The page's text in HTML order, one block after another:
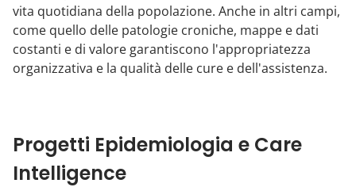
vita quotidiana della popolazione. Anche in altri campi,
come quello delle patologie croniche, mappe e dati
costanti e di valore garantiscono l'appropriatezza
organizzativa e la qualità delle cure e dell'assistenza.
Progetti Epidemiologia e Care
Intelligence